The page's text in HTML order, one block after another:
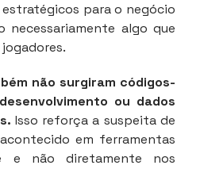
estratégicos para o negócio
necessariamente algo que
não surgiram códigos-
ou dados
Isso reforça a suspeita de
em ferramentas
e não diretamente nos